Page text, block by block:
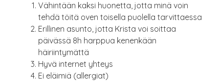
Vähintään kaksi huonetta, jotta minä voin
tehdä töitä oven toisella puolella tarvittaessa
Erillinen asunto, jotta Krista voi soittaa
päivässä 8h harppua kenenkään
häiriintymättä
Hyvä internet yhteys
Ei eläimiä (allergiat)